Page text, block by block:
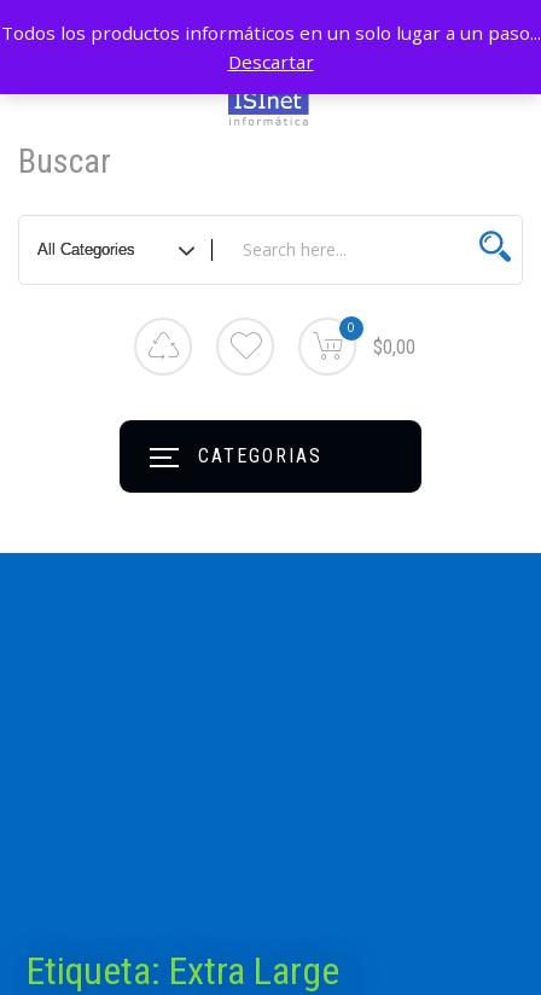
Buscar
0
$0,00
CATEGORIAS
Etiqueta: Extra Large
Todos los productos informáticos en un solo lugar a un paso...
Descartar